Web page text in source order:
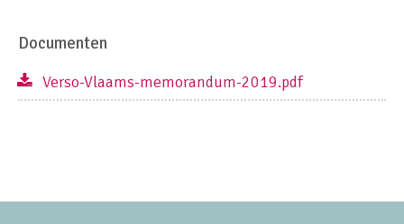
Documenten
Verso-Vlaams-memorandum-2019.pdf